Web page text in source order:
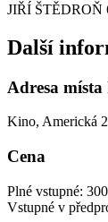
JIŘÍ ŠTĚDROŇ
Další
Adresa
Kino, Americká
Cena
Plné vstupné:
Vstupné v